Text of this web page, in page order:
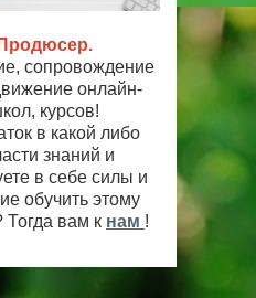
Продюсер.
сопровождение
онлайн-
курсов!
в какой либо
знаний и
в себе силы и
обучить этому
Тогда вам к нам !